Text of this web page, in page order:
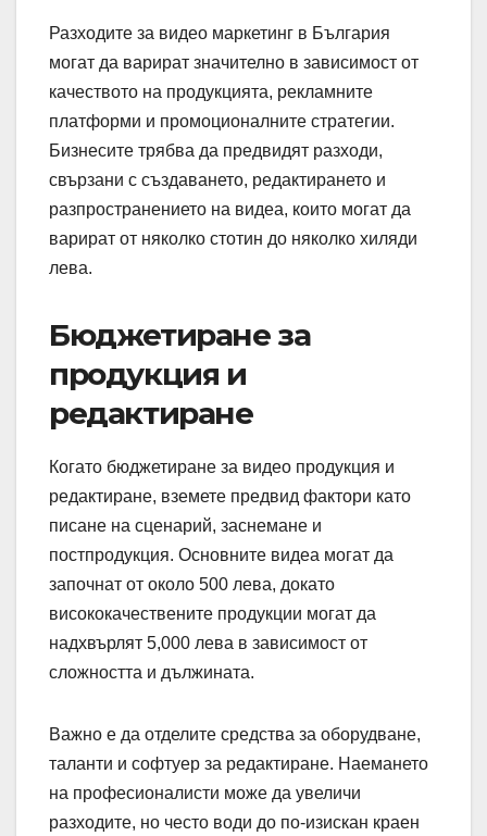
Разходите за видео маркетинг в България
могат да варират значително в зависимост от
качеството на продукцията, рекламните
платформи и промоционалните стратегии.
Бизнесите трябва да предвидят разходи,
свързани с създаването, редактирането и
разпространението на видеа, които могат да
варират от няколко стотин до няколко хиляди
лева.
Бюджетиране за
продукция и
редактиране
Когато бюджетиране за видео продукция и
редактиране, вземете предвид фактори като
писане на сценарий, заснемане и
постпродукция. Основните видеа могат да
започнат от около 500 лева, докато
висококачествените продукции могат да
надхвърлят 5,000 лева в зависимост от
сложността и дължината.
Важно е да отделите средства за оборудване,
таланти и софтуер за редактиране. Наемането
на професионалисти може да увеличи
разходите, но често води до по-изискан краен